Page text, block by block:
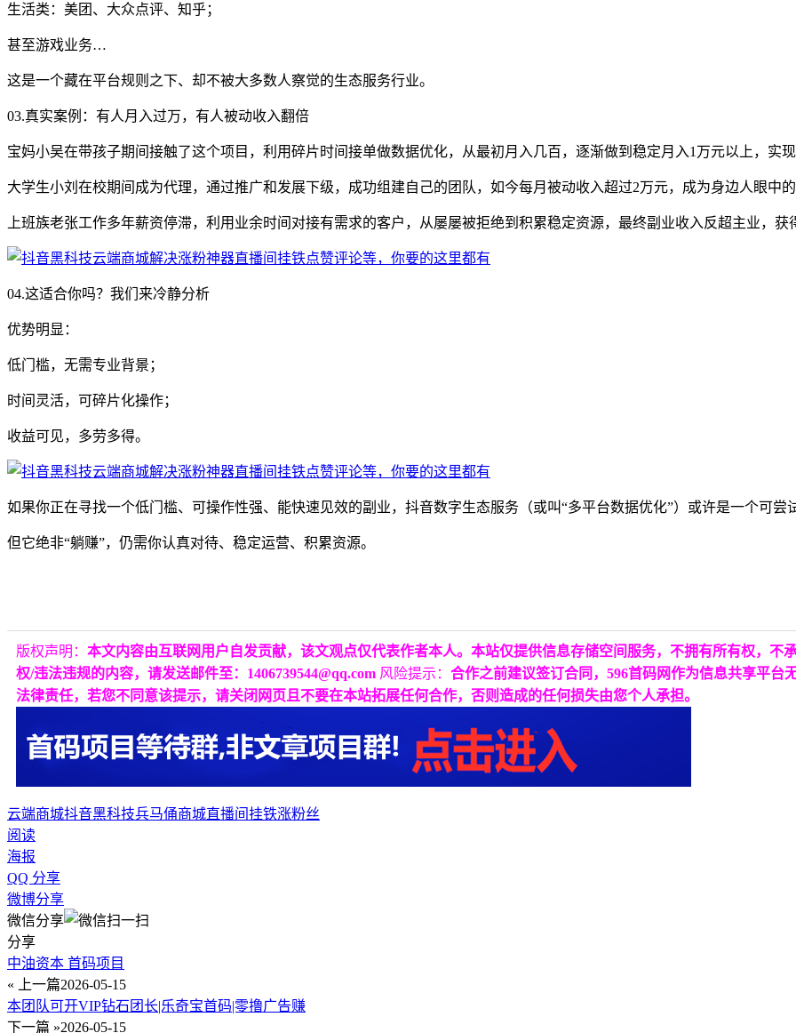
生活类：美团、大众点评、知乎；
甚至游戏业务…
这是一个藏在平台规则之下、却不被大多数人察觉的生态服务行业。
03.真实案例：有人月入过万，有人被动收入翻倍
宝妈小吴在带孩子期间接触了这个项目，利用碎片时间接单做数据优化，从最初月入几百，逐渐做到稳定月入1万元以上，实现
大学生小刘在校期间成为代理，通过推广和发展下级，成功组建自己的团队，如今每月被动收入超过2万元，成为身边人眼中的
上班族老张工作多年薪资停滞，利用业余时间对接有需求的客户，从屡屡被拒绝到积累稳定资源，最终副业收入反超主业，获
04.这适合你吗？我们来冷静分析
优势明显：
低门槛，无需专业背景；
时间灵活，可碎片化操作；
收益可见，多劳多得。
如果你正在寻找一个低门槛、可操作性强、能快速见效的副业，抖音数字生态服务（或叫“多平台数据优化”）或许是一个可尝
但它绝非“躺赚”，仍需你认真对待、稳定运营、积累资源。
版权声明： 本文内容由互联网用户自发贡献，该文观点仅代表作者本人。本站仅提供信息存储空间服务，不拥有所有权，不
权/违法违规的内容，请发送邮件至：1406739544@qq.com 风险提示： 合作之前建议签订合同，596首码网作为信息共享平台
法律责任，若您不同意该提示，请关闭网页且不要在本站拓展任何合作，否则造成的任何损失由您个人承担。
云端商城抖音黑科技兵马俑商城直播间挂铁涨粉丝
阅读
海报
QQ 分享
微博分享
微信分享
分享
中油资本 首码项目
« 上一篇2026-05-15
本团队可开VIP钻石团长|乐奇宝首码|零撸广告赚
下一篇 »2026-05-15